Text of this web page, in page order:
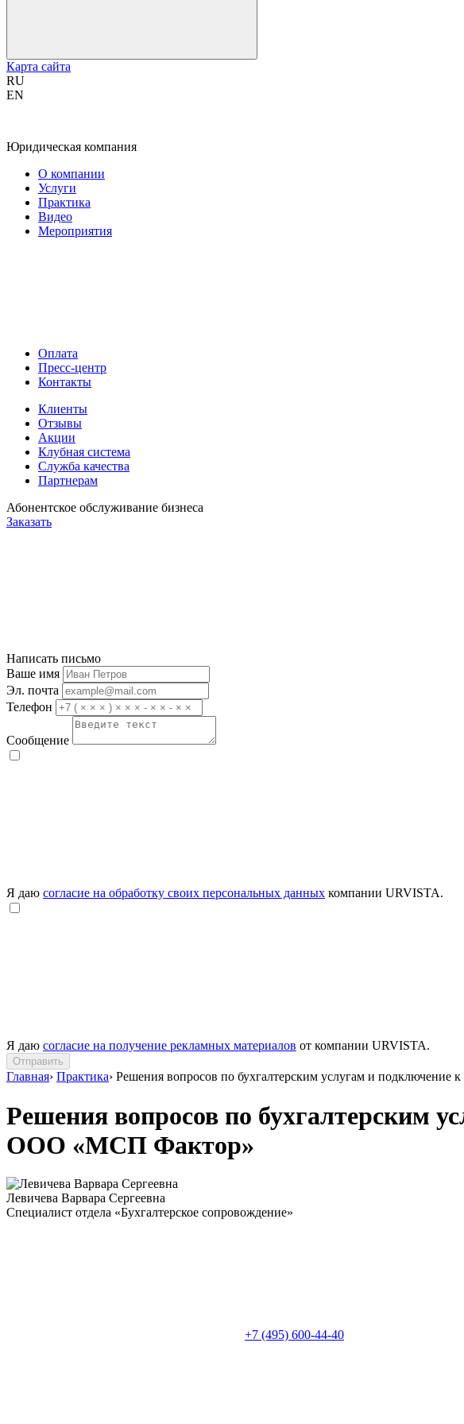
Карта сайта
RU
EN
Юридическая компания
О компании
Услуги
Практика
Видео
Мероприятия
Оплата
Пресс-центр
Контакты
Клиенты
Отзывы
Акции
Клубная система
Служба качества
Партнерам
Абонентское обслуживание бизнеса
Заказать
Написать письмо
Ваше имя
Эл. почта
Телефон
Сообщение
Я даю согласие на обработку своих персональных данных компании URVISTA.
Я даю согласие на получение рекламных материалов от компании URVISTA.
Отправить
Главная› Практика› Решения вопросов по бухгалтерским услугам и
Решения вопросов по бухгалтерским
ООО «МСП Фактор»
Левичева Варвара Сергеевна
Специалист отдела «Бухгалтерское сопровождение»
+7 (495) 600-44-40